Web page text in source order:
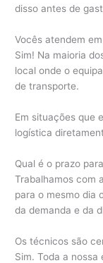
disso antes de
Vocês atendem
Sim! Na maioria
local onde o
de transporte.
Em situações que
logística
Qual é o prazo
Trabalhamos com
para o mesmo dia
da demanda e da
Os técnicos são
Sim. Toda a